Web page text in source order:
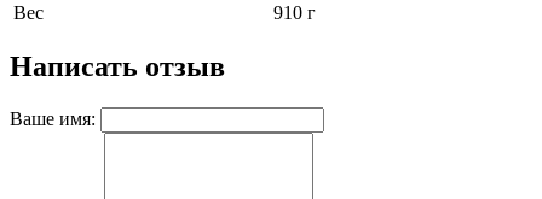
Вес
910 г
Написать отзыв
Ваше имя: